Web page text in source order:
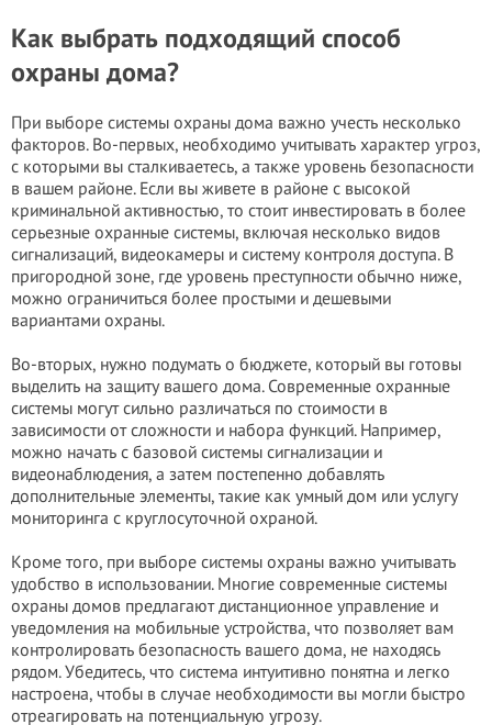
Как выбрать подходящий способ
охраны дома?
При выборе системы охраны дома важно учесть несколько
факторов. Во-первых, необходимо учитывать характер угpоз,
с которыми вы сталкиваетесь, а также уровень безопасности
в вашем районе. Если вы живете в районе с высокой
кpиминальной активностью, то стоит инвестировать в более
серьезные охранные системы, включая несколько видов
сигнализаций, видеокамеры и систему контроля доступа. В
пригородной зоне, где уровень преступности обычно ниже,
можно ограничиться более простыми и дешевыми
вариантами охраны.
Во-вторых, нужно подумать о бюджете, который вы готовы
выделить на защиту вашего дома. Современные охранные
системы могут сильно различаться по стоимости в
зависимости от сложности и набора функций. Например,
можно начать с базовой системы сигнализации и
видеонаблюдения, а затем постепенно добавлять
дополнительные элементы, такие как умный дом или услугу
мониторинга с круглосуточной охраной.
Кроме того, при выборе системы охраны важно учитывать
удобство в использовании. Многие современные системы
охраны домов предлагают дистанционное управление и
уведомления на мобильные устройства, что позволяет вам
контролировать безопасность вашего дома, не находясь
рядом. Убедитесь, что система интуитивно понятна и легко
настроена, чтобы в случае необходимости вы могли быстро
отреагировать на потенциальную угрозу.